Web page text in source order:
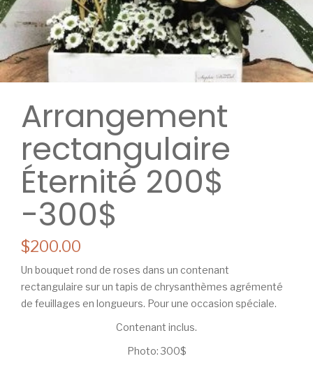
Arrangement
rectangulaire
Éternité 200$
-300$
$200.00
Un bouquet rond de roses dans un contenant
rectangulaire sur un tapis de chrysanthèmes agrémenté
de feuillages en longueurs. Pour une occasion spéciale.
Contenant inclus.
Photo: 300$